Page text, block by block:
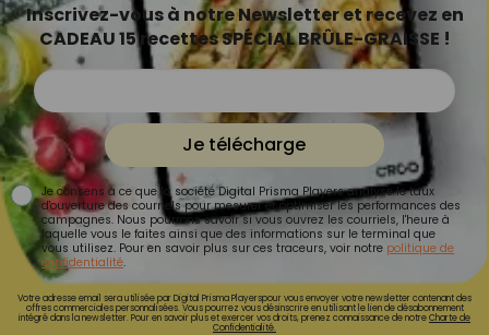
Inscrivez-vous à notre Newsletter et recevez en
CADEAU 15 recettes SPÉCIAL BRÛLE-GRAISSE !
Je télécharge
Je consens à ce que la société Digital Prisma Players analyse le taux
d'ouverture des courriels pour mesurer et optimiser les performances des
campagnes. Nous pourrons savoir si vous ouvrez les courriels, l'heure à
laquelle vous le faites ainsi que des informations sur le terminal que
vous utilisez. Pour en savoir plus sur ces traceurs, voir notre politique de
confidentialité.
Votre adresse email sera utilisée par Digital Prisma Playerspour vous envoyer votre newsletter contenant des
offres commerciales personnalisées. Vous pourrez vous désinscrire en utilisant le lien de désabonnement
intégré dans la newsletter. Pour en savoir plus et exercer vos droits, prenez connaissance de notreCharte de
Confidentialité.